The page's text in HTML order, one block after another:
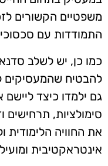
משפטיים הקשורים
התמודדות עם
כמו כן, יש לשלב
להבטיח שהמעסיקים
גם ילמדו כיצד
סימולציות, תרחישים
את החוויה הלימודית
אינטראקטיבית